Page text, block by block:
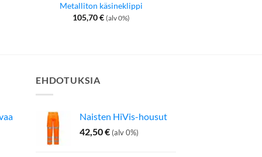
Metalliton käsineklippi
105,70€ (alv 0%)
EHDOTUKSIA
Naisten HiVis-housut
42,50€ (alv 0%)